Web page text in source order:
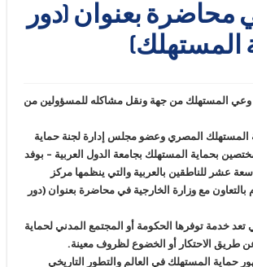
محاضرة بعنوان (دور
المستهلك)
وعي المستهلك من جهة ونقل مشاكله للمسؤولين من
المستهلك المصري وعضو مجلس إدارة لجنة حماية
بحماية المستهلك بجامعة الدول العربية – بوفد
عشر للناطقين بالعربية والتي ينظمها مركز
بالتعاون مع وزارة الخارجية في محاضرة بعنوان (دور
خدمة توفرها الحكومة أو المجتمع المدني لحماية
طريق الاحتكار أو الخضوع لظروف معينة.
حماية المستهلك في العالم والتطور التاريخي